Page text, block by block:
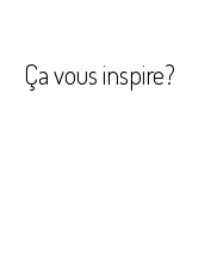
Ça vous inspire?